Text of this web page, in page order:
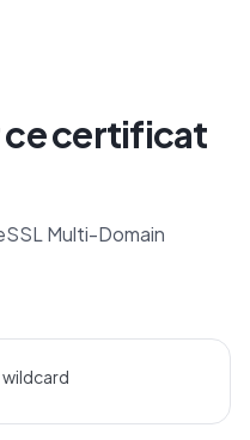
ce certificat
Multi-Domain